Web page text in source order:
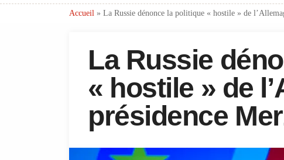
Accueil » La Russie dénonce la politique « hostile » de
La Russie
« hostile » de
présidence